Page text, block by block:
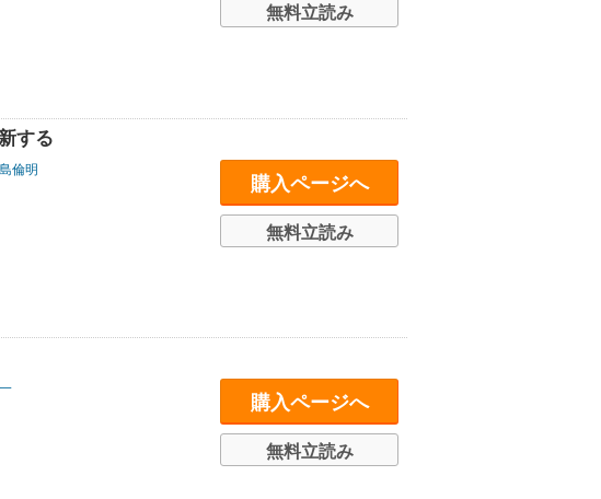
無料立読み
する
倫明
購入ページへ
無料立読み
購入ページへ
無料立読み